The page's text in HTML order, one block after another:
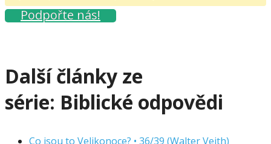
Podpořte nás!
Další články ze
série: Biblické odpovědi
Co jsou to Velikonoce? • 36/39 (Walter Veith)